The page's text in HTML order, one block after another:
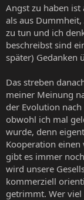
Angst zu haben
als aus
zu tun und ich
beschreibst sind
später) Gedanken
Das streben
meiner Meinung
der Evolution
obwohl ich mal
wurde, denn
Kooperation einen
gibt es immer
wird unsere
kommerziell
getrimmt. Wer viel